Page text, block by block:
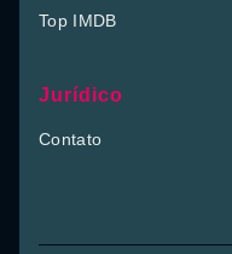
Top IMDB
Jurídico
Contato